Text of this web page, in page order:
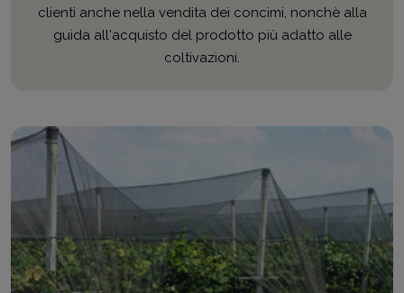
clienti anche nella vendita dei concimi, nonchè alla
guida all'acquisto del prodotto più adatto alle
coltivazioni.